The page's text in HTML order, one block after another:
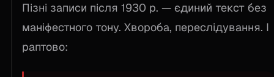
Пізні записи після 1930 р. — єдиний текст без
маніфестного тону. Хвороба, переслідування. І
раптово: